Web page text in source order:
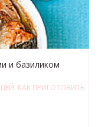
и базиликом
КАК ПРИГОТОВИТЬ